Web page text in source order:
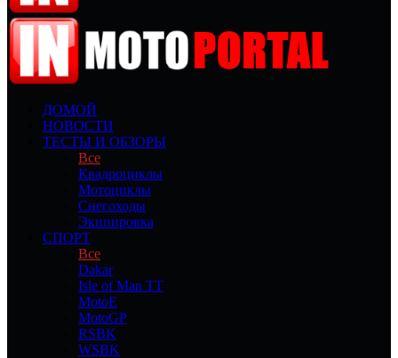
ДОМОЙ
НОВОСТИ
ТЕСТЫ И ОБЗОРЫ
Все
Квадроциклы
Мотоциклы
Снегоходы
Экипировка
СПОРТ
Все
Dakar
Isle of Man TT
MotoE
MotoGP
RSBK
WSBK